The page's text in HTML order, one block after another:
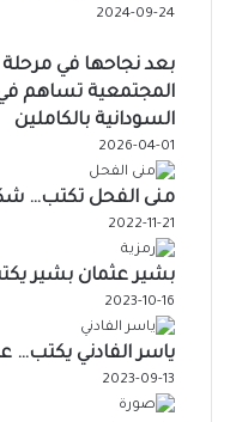
2024-09-24
بعد نجاحها في مرحلة
المجتمعية تساهم
السودانية بالكاملين
2026-04-01
منى الفحل تكتب…
2022-11-21
بشير عثمان بشير يكتب… الــ50
2023-10-16
ياسر الفادني يكتب…
2023-09-13